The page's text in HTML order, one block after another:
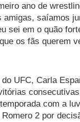
ano de
amigas, saíamos
sei em o quão
os fãs querem
UFC, Carla
com a
2 por